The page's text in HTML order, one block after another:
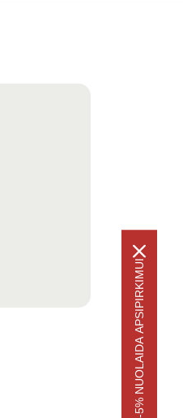
-5% NUOLAIDA APSIPIRKIMUI